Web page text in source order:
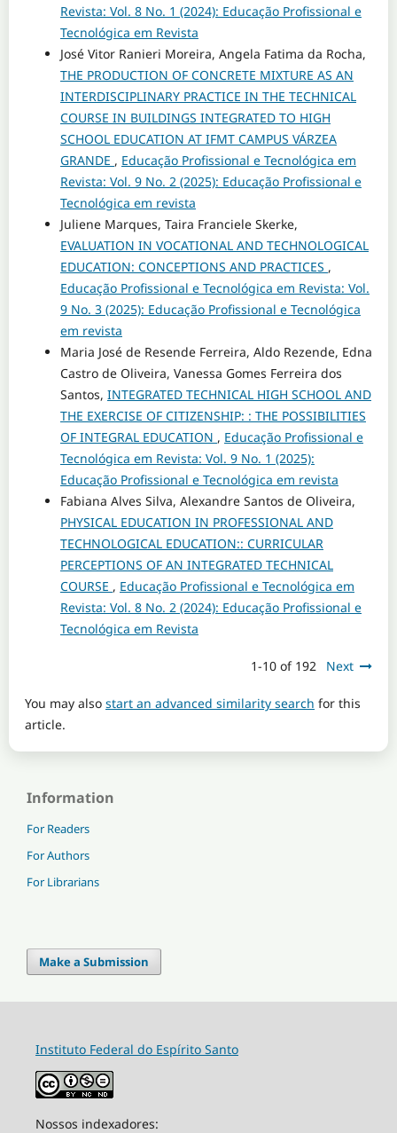
Revista: Vol. 8 No. 1 (2024): Educação Profissional e
Tecnológica em Revista
José Vitor Ranieri Moreira, Angela Fatima da Rocha,
THE PRODUCTION OF CONCRETE MIXTURE AS AN
INTERDISCIPLINARY PRACTICE IN THE TECHNICAL
COURSE IN BUILDINGS INTEGRATED TO HIGH
SCHOOL EDUCATION AT IFMT CAMPUS VÁRZEA
GRANDE , Educação Profissional e Tecnológica em
Revista: Vol. 9 No. 2 (2025): Educação Profissional e
Tecnológica em revista
Juliene Marques, Taira Franciele Skerke,
EVALUATION IN VOCATIONAL AND TECHNOLOGICAL
EDUCATION: CONCEPTIONS AND PRACTICES ,
Educação Profissional e Tecnológica em Revista: Vol.
9 No. 3 (2025): Educação Profissional e Tecnológica
em revista
Maria José de Resende Ferreira, Aldo Rezende, Edna
Castro de Oliveira, Vanessa Gomes Ferreira dos
Santos, INTEGRATED TECHNICAL HIGH SCHOOL AND
THE EXERCISE OF CITIZENSHIP: : THE POSSIBILITIES
OF INTEGRAL EDUCATION , Educação Profissional e
Tecnológica em Revista: Vol. 9 No. 1 (2025):
Educação Profissional e Tecnológica em revista
Fabiana Alves Silva, Alexandre Santos de Oliveira,
PHYSICAL EDUCATION IN PROFESSIONAL AND
TECHNOLOGICAL EDUCATION:: CURRICULAR
PERCEPTIONS OF AN INTEGRATED TECHNICAL
COURSE , Educação Profissional e Tecnológica em
Revista: Vol. 8 No. 2 (2024): Educação Profissional e
Tecnológica em Revista
1-10 of 192 Next
You may also start an advanced similarity search for this
article.
Information
For Readers
For Authors
For Librarians
Make a Submission
Instituto Federal do Espírito Santo
Nossos indexadores: